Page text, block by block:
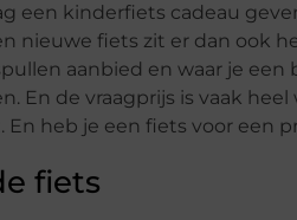
een kinderfiets cadeau
nieuwe fiets zit er dan ook
aanbied en waar je
En de vraagprijs is vaak
heb je een fiets voor een
fiets